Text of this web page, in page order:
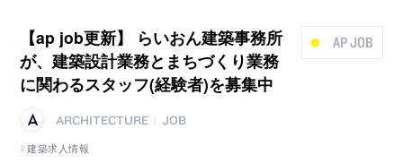
AP JOB
【ap job更新】 らいおん建築事務所
が、建築設計業務とまちづくり業務
に関わるスタッフ(経験者)を募集中
ARCHITECTURE
JOB
建築求人情報